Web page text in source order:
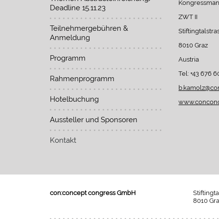
Deadline 15.11.23
Teilnehmergebühren &
Anmeldung
Programm
Rahmenprogramm
Hotelbuchung
Aussteller und Sponsoren
Kontakt
ZWT II
8010 Graz
Austria
Tel: +43 676
con:concept congress GmbH
8010